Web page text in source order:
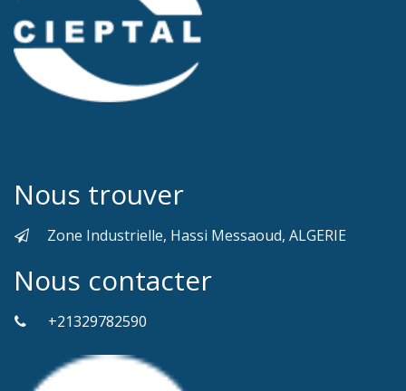
Nous trouver
Zone Industrielle, Hassi Messaoud, ALGERIE
Nous contacter
+21329782590